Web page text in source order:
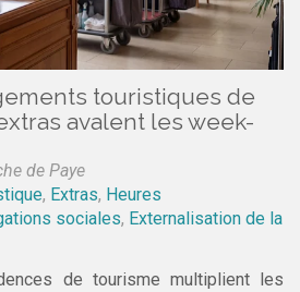
touristiques de
avalent les week-
de Paye
, Extras, Heures
sociales, Externalisation de la
de tourisme multiplient les